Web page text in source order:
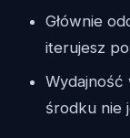
Głównie
iterujesz po
Wydajność
środku nie